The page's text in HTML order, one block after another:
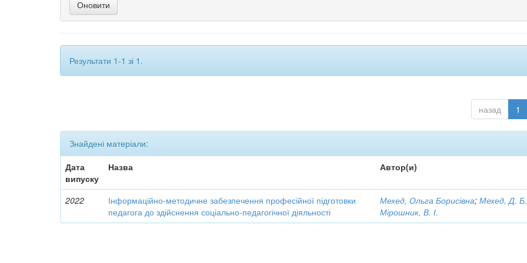
Результати 1-1 зі 1.
назад 1
Знайдені матеріали:
Дата
випуску
Назва Автор(и)
2022
Інформаційно-методичне забезпечення професійної підготовки
педагога до здійснення соціально-педагогічної діяльності
Мехед, Ольга Борисівна;Мехед, Д. Б.
Мірошник, В. І.